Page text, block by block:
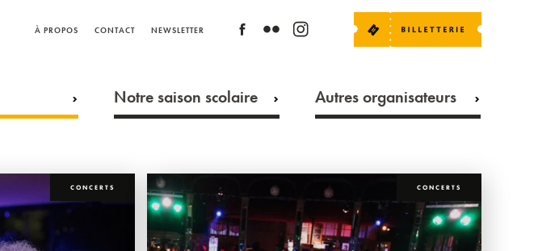
À PROPOS CONTACT NEWSLETTER
Notre saison scolaire Autres organisateurs
CONCERTS CONCERTS